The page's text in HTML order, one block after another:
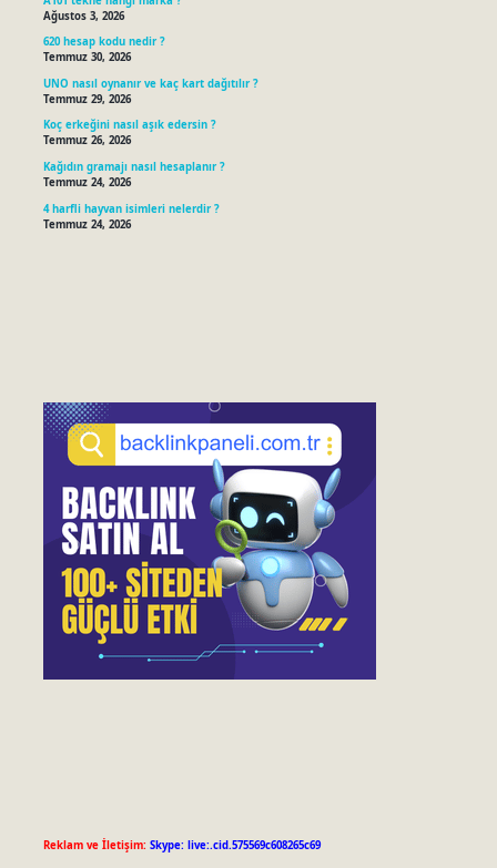
Ağustos 3, 2026
620 hesap kodu nedir ?
Temmuz 30, 2026
UNO nasıl oynanır ve kaç kart dağıtılır ?
Temmuz 29, 2026
Koç erkeğini nasıl aşık edersin ?
Temmuz 26, 2026
Kağıdın gramajı nasıl hesaplanır ?
Temmuz 24, 2026
4 harfli hayvan isimleri nelerdir ?
Temmuz 24, 2026
Reklam ve İletişim: Skype: live:.cid.575569c608265c69